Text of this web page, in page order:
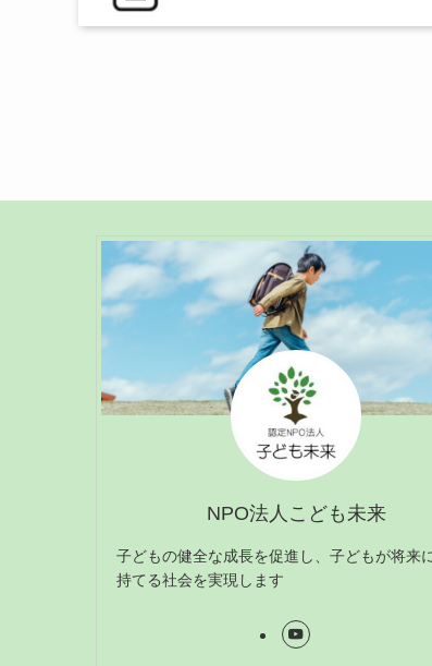
NPO法人こども未来
子どもの健全な成長を促進し、子どもが将来
持てる社会を実現します